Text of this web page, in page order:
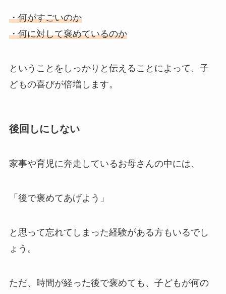
・何がすごいのか
・何に対して褒めているのか
ということをしっかりと伝えることによって、子
どもの喜びが倍増します。
後回しにしない
家事や育児に奔走しているお母さんの中には、
「後で褒めてあげよう」
と思って忘れてしまった経験がある方もいるでし
ょう。
ただ、時間が経った後で褒めても、子どもが何の